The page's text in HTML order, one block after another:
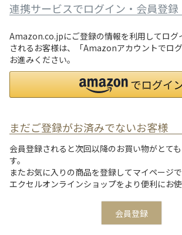
連携サービスでログイン・会員登録
Amazon.co.jpにご登録の情報を利用してログ
されるお客様は、「Amazonアカウントでロ
お進みください。
まだご登録がお済みでないお客様
会員登録されると次回以降のお買い物がとて
す。
またお気に入りの商品を登録してマイページで
エクセルオンラインショップをより便利にお使
会員登録